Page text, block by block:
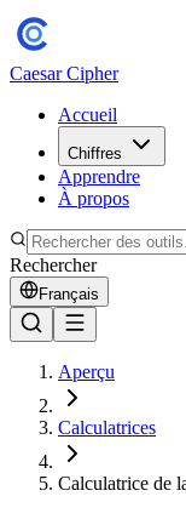
Caesar Cipher
Accueil
Chiffres
Apprendre
À propos
Rechercher
Français
Aperçu
Calculatrices
Calculatrice de